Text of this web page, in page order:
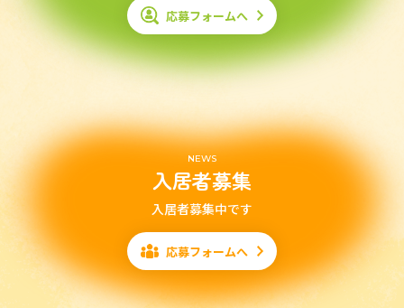
応募フォームへ
NEWS
入居者募集
入居者募集中です
応募フォームへ